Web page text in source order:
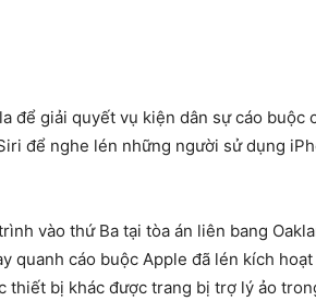
để giải quyết vụ kiện dân sự cáo buộc
để nghe lén những người sử dụng
vào thứ Ba tại tòa án liên bang
quanh cáo buộc Apple đã lén kích
thiết bị khác được trang bị trợ lý ảo